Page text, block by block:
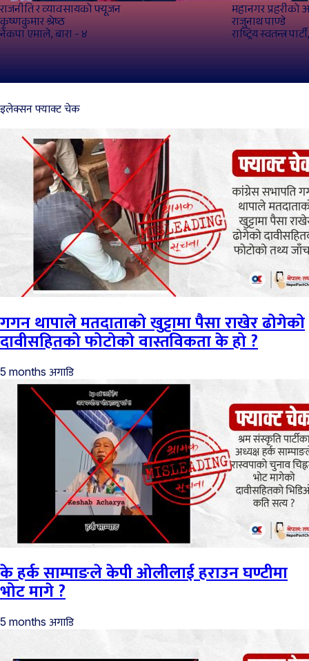
राजनीति र व्यावसायको फ्यूजन
कृष्णकुमार श्रेष्ठ
नेकपा एमाले, बारा - ४
महानगर प्रहरीको
राजुनाथ पाण्डे
राष्ट्रिय स्वतन्त्र
इलेक्सन फ्याक्ट चेक
गगन थापाले मतदाताको खुट्टामा पैसा राखेर ढोगेको
दावीसहितको फोटोको वास्तविकता के हो ?
5 months अगाडि
के हर्क साम्पाङले केपी ओलीलाई हराउन घण्टीमा
भोट मागे ?
5 months अगाडि